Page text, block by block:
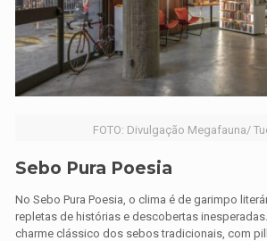
FOTO: Divulgação Megafauna/
Sebo Pura Poesia
No Sebo Pura Poesia, o clima é de garimpo
repletas de histórias e descobertas
charme clássico dos sebos tradicionais, com